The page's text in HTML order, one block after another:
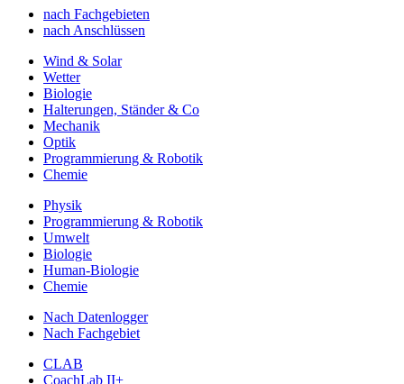
nach Fachgebieten
nach Anschlüssen
Wind & Solar
Wetter
Biologie
Halterungen, Ständer & Co
Mechanik
Optik
Programmierung & Robotik
Chemie
Physik
Programmierung & Robotik
Umwelt
Biologie
Human-Biologie
Chemie
Nach Datenlogger
Nach Fachgebiet
CLAB
CoachLab II+